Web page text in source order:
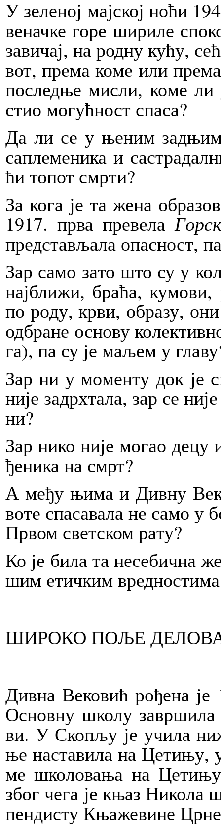
У зе­ле­ној мај­ској но­ћи
ве­нач­ке го­ре ши­ри­ле
за­ви­чај, на род­ну ку­ћу,
вот, пре­ма ко­ме или
по­след­ње ми­сли, ко­ме
стио мо­гућ­ност спа­са?
Да ли се у ње­ним зад­њим
са­пле­ме­ни­ка и
ћи то­пот смр­ти?
За ко­га је та же­на
1917. пр­ва пре­ве­ла
пред­ста­вља­ла опа­сност,
Зар са­мо за­то што су у
нај­бли­жи, бра­ћа,
по ро­ду, кр­ви, обра­зу,
од­бра­не осно­ву
га), па су је ма­љем у
Зар ни у мо­мен­ту док је
ни­је за­дрх­та­ла, зар се
ни?
Зар ни­ко ни­је мо­гао
ђе­ни­ка на смрт?
А ме­ђу њи­ма и Див­ну
во­те спа­са­ва­ла не са­мо у
Пр­вом свет­ском ра­ту?
Ко је би­ла та не­се­бич­на
шим етич­ким
ШИРОКО ПОЉЕ
Див­на Ве­ко­вић ро­ђе­на
Основ­ну шко­лу
ви. У Ско­пљу је учи­ла
ње на­ста­ви­ла на Це­ти­њу,
ме шко­ло­ва­ња на Це­ти­њу
због че­га је књаз
пен­ди­сту Кња­же­ви­не